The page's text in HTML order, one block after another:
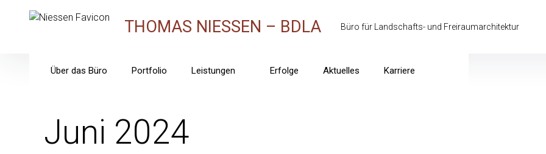
THOMAS NIESSEN – BDLA Büro für Landschafts- und Freiraumarchitektur
Über das Büro Portfolio Leistungen Erfolge Aktuelles Karriere
Juni 2024